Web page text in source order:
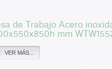
de Trabajo Acero
mm
VER MÁS...